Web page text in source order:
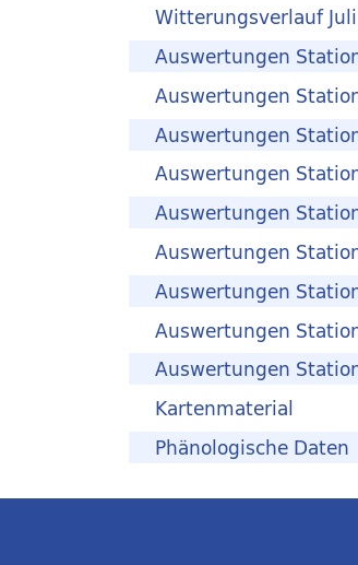
Witterungsverlauf Juli
Auswertungen
Auswertungen
Auswertungen
Auswertungen
Auswertungen
Auswertungen
Auswertungen
Auswertungen
Auswertungen
Kartenmaterial
Phänologische Daten